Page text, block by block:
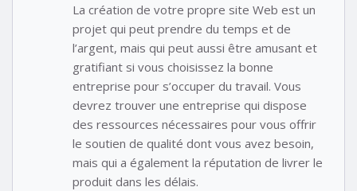
La création de votre propre site Web est un
projet qui peut prendre du temps et de
l’argent, mais qui peut aussi être amusant et
gratifiant si vous choisissez la bonne
entreprise pour s’occuper du travail. Vous
devrez trouver une entreprise qui dispose
des ressources nécessaires pour vous offrir
le soutien de qualité dont vous avez besoin,
mais qui a également la réputation de livrer le
produit dans les délais.